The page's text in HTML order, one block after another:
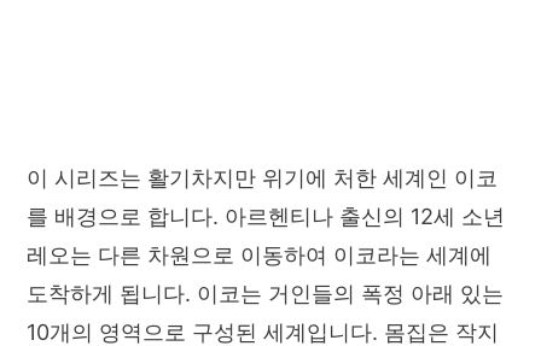
이 시리즈는 활기차지만 위기에 처한 세계인 이코
를 배경으로 합니다. 아르헨티나 출신의 12세 소년
레오는 다른 차원으로 이동하여 이코라는 세계에
도착하게 됩니다. 이코는 거인들의 폭정 아래 있는
10개의 영역으로 구성된 세계입니다. 몸집은 작지